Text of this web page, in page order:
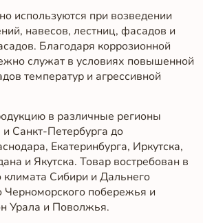
используются при возведении
навесов, лестниц, фасадов и
Благодаря коррозионной
служат в условиях повышенной
температур и агрессивной
в различные регионы
Санкт-Петербурга до
Екатеринбурга, Иркутска,
и Якутска. Товар востребован в
климата Сибири и Дальнего
Черноморского побережья и
Урала и Поволжья.